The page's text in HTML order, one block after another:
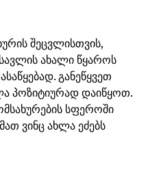
შეცვლისთვის,
ახალი წყაროს
განეწყვეთ
პოზიტიურად დაიწყოთ.
სფეროში
ვინც ახლა ეძებს